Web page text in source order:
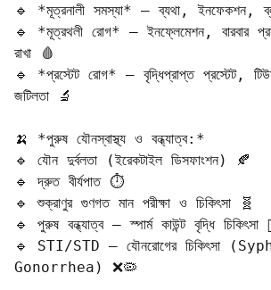
🔹 *মূত্রনালী সমস্যা* – ব্যথা, ইনফেকশন,
🔹 *মূত্রথলী রোগ* – ইনফ্লেমেশন, বারবার
রাখা 🩸
🔹 *প্রস্টেট রোগ* – বৃদ্ধিপ্রাপ্ত প্রস্টেট,
জটিলতা 🔬
🍌 *পুরুষ যৌনস্বাস্থ্য ও বন্ধ্যাত্ব:*
🔹 যৌন দুর্বলতা (ইরেকটাইল ডিসফাংশন) 🍂
🔹 দ্রুত বীর্যপাত ⏱️
🔹 শুক্রাণুর গুণগত মান পরীক্ষা ও চিকিৎসা 🧬
🔹 পুরুষ বন্ধ্যাত্ব – স্পার্ম কাউন্ট বৃদ্ধি
🔹 STI/STD – যৌনরোগের চিকিৎসা
Gonorrhea) ❌🦠